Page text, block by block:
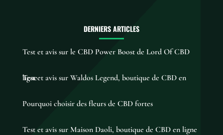
DERNIERS ARTICLES
Test et avis sur le CBD Power Boost de Lord Of CBD
Test et avis sur Waldos Legend, boutique de CBD en ligne
Pourquoi choisir des fleurs de CBD fortes
Test et avis sur Maison Daoli, boutique de CBD en ligne